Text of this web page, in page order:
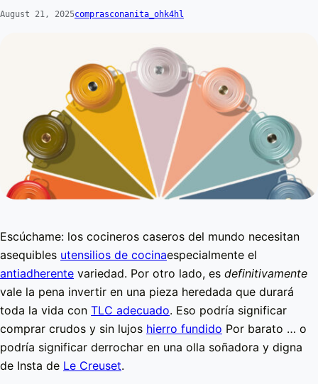
August 21, 2025comprasconanita_ohk4hl
Escúchame: los cocineros caseros del mundo necesitan
asequibles utensilios de cocinaespecialmente el
antiadherente variedad. Por otro lado, es definitivamente
vale la pena invertir en una pieza heredada que durará
toda la vida con TLC adecuado. Eso podría significar
comprar crudos y sin lujos hierro fundido Por barato … o
podría significar derrochar en una olla soñadora y digna
de Insta de Le Creuset.